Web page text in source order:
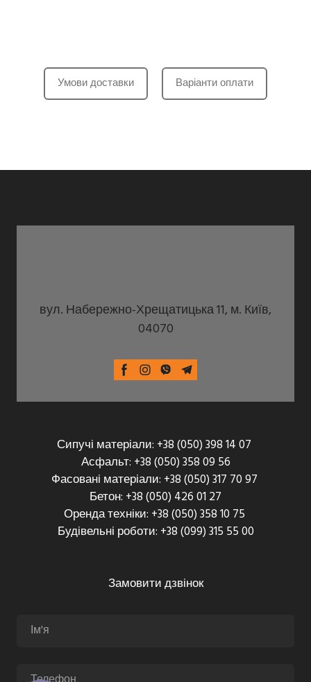
Умови доставки Варіанти оплати
вул. Набережно-Хрещатицька 11, м. Київ,
04070
Сипучі матеріали: +38 (050) 398 14 07
Асфальт: +38 (050) 358 09 56
Фасовані матеріали: +38 (050) 317 70 97
Бетон: +38 (050) 426 01 27
Оренда техніки: +38 (050) 358 10 75
Будівельні роботи: +38 (099) 315 55 00
Замовити дзвінок